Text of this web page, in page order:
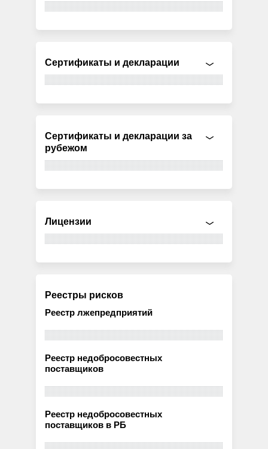
Сертификаты и декларации
Сертификаты и декларации за
рубежом
Лицензии
Реестры рисков
Реестр лжепредприятий
Реестр недобросовестных
поставщиков
Реестр недобросовестных
поставщиков в РБ